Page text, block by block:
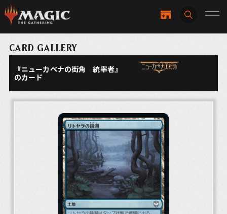
CARD GALLERY
『ニューカペナの街角 統率者』
のカード